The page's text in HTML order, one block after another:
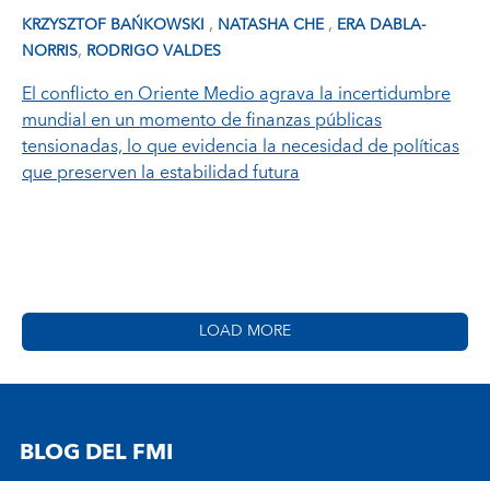
KRZYSZTOF BAŃKOWSKI , NATASHA CHE, ERA DABLA-
NORRIS, RODRIGO VALDES
El conflicto en Oriente Medio agrava la incertidumbre
mundial en un momento de finanzas públicas
tensionadas, lo que evidencia la necesidad de políticas
que preserven la estabilidad futura
LOAD MORE
BLOG DEL FMI